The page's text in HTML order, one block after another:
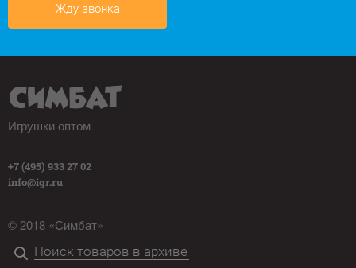
Жду звонка
Игрушки оптом
+7 (495) 933 27 02
info@igr.ru
© 2018 «Симбат»